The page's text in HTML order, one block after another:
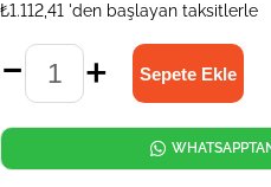
₺1.112,41 'den başlayan taksitlerle